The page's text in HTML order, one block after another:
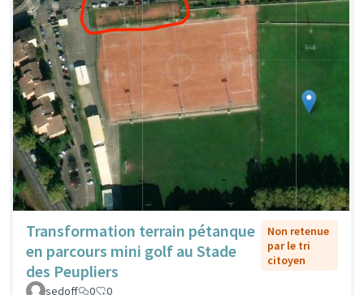
Transformation terrain pétanque
en parcours mini golf au Stade
des Peupliers
Non retenue
par le tri
citoyen
sedoff 0 0